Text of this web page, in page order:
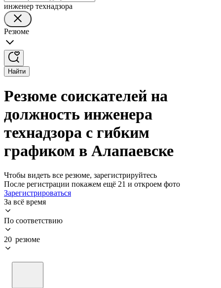
инженер технадзора
Резюме
Найти
Резюме соискателей на
должность инженера
технадзора с гибким
графиком в Алапаевске
Чтобы видеть все резюме, зарегистрируйтесь
После регистрации покажем ещё 21 и откроем фото
Зарегистрироваться
За всё время
По соответствию
20 резюме